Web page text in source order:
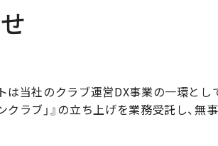
は当社のクラブ運営DX事業の一環とし
クラブ」』の立ち上げを業務受託し、無